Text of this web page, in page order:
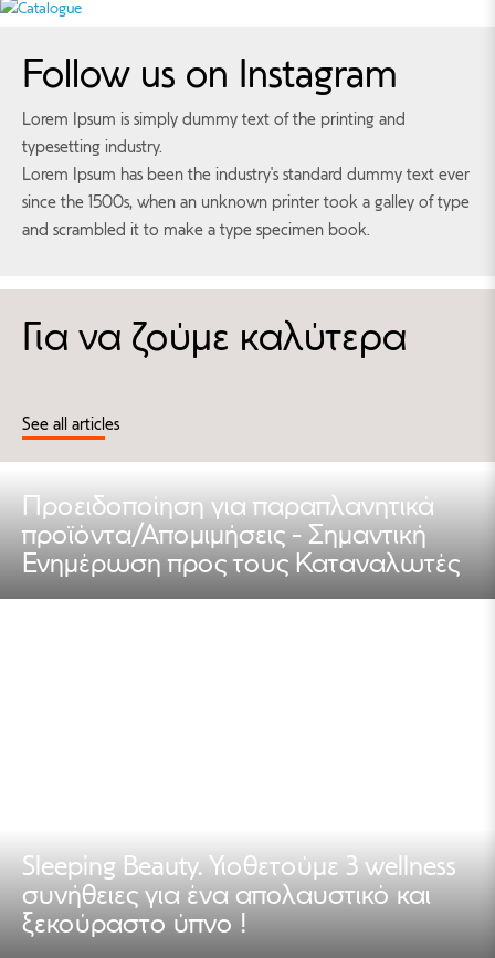
Follow us on Instagram
Lorem Ipsum is simply dummy text of the printing and
typesetting industry.
Lorem Ipsum has been the industry's standard dummy text ever
since the 1500s, when an unknown printer took a galley of type
and scrambled it to make a type specimen book.
Για να ζούμε καλύτερα
See all articles
Προειδοποίηση για παραπλανητικά
προϊόντα/Απομιμήσεις - Σημαντική
Ενημέρωση προς τους Καταναλωτές
Sleeping Beauty. Υιοθετούμε 3 wellness
συνήθειες για ένα απολαυστικό και
ξεκούραστο ύπνο !